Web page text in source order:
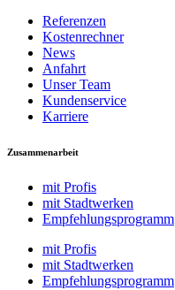
Referenzen
Kostenrechner
News
Anfahrt
Unser Team
Kundenservice
Karriere
Zusammenarbeit
mit Profis
mit Stadtwerken
Empfehlungsprogramm
mit Profis
mit Stadtwerken
Empfehlungsprogramm